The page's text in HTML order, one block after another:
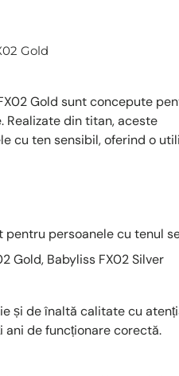
Gold
Gold sunt concepute
Realizate din titan, aceste
cu ten sensibil, oferind o
pentru persoanele cu tenul
Gold, Babyliss FX02 Silver
și de înaltă calitate cu
ani de funcționare corectă.